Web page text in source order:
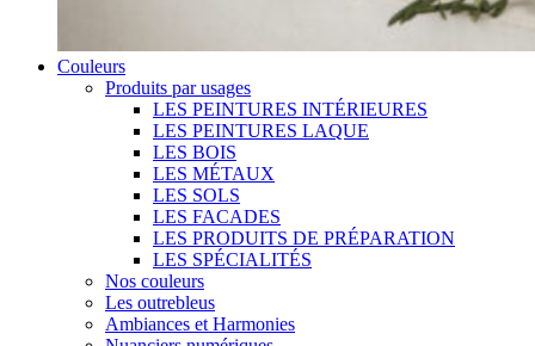
Couleurs
Produits par usages
LES PEINTURES INTÉRIEURES
LES PEINTURES LAQUE
LES BOIS
LES MÉTAUX
LES SOLS
LES FACADES
LES PRODUITS DE PRÉPARATION
LES SPÉCIALITÉS
Nos couleurs
Les outrebleus
Ambiances et Harmonies